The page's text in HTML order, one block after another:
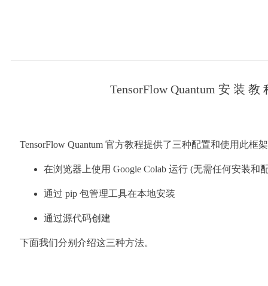
02
03
TensorFlow Quantum 安 装 教
TensorFlow Quantum 官方教程提供了三种配置和使用此框
在浏览器上使用 Google Colab 运行 (无需任何安装和
通过 pip 包管理工具在本地安装
通过源代码创建
下面我们分别介绍这三种方法。